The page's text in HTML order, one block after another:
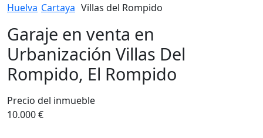
Huelva Cartaya Villas del Rompido
Garaje en venta en
Urbanización Villas Del
Rompido, El Rompido
Precio del inmueble
10.000 €